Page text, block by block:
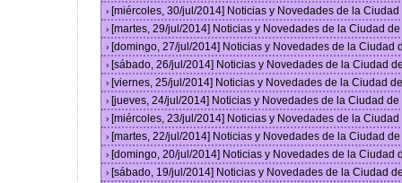
› [miércoles, 30/jul/2014] Noticias y Novedades de la
› [martes, 29/jul/2014] Noticias y Novedades de la Ciudad
› [domingo, 27/jul/2014] Noticias y Novedades de la Ciudad
› [sábado, 26/jul/2014] Noticias y Novedades de la Ciudad
› [viernes, 25/jul/2014] Noticias y Novedades de la Ciudad
› [jueves, 24/jul/2014] Noticias y Novedades de la Ciudad
› [miércoles, 23/jul/2014] Noticias y Novedades de la
› [martes, 22/jul/2014] Noticias y Novedades de la Ciudad
› [domingo, 20/jul/2014] Noticias y Novedades de la Ciudad
› [sábado, 19/jul/2014] Noticias y Novedades de la Ciudad